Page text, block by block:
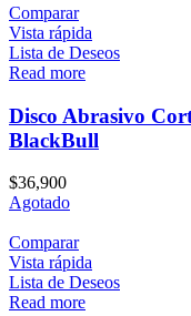
$99,900.
Comparar
Vista rápida
Lista de Deseos
Read more
Disco Abrasivo
BlackBull
$36,900
Agotado
Comparar
Vista rápida
Lista de Deseos
Read more